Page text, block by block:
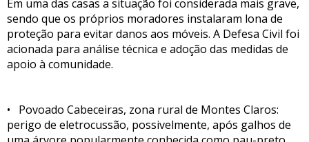
Em uma das casas a situação foi considerada mais grave,
sendo que os próprios moradores instalaram lona de
proteção para evitar danos aos móveis. A Defesa Civil foi
acionada para análise técnica e adoção das medidas de
apoio à comunidade.
• Povoado Cabeceiras, zona rural de Montes Claros:
perigo de eletrocussão, possivelmente, após galhos de